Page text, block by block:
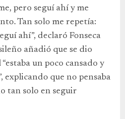
pero seguí ahí y me
Tan solo me repetía:
ahí”, declaró Fonseca
añadió que se dio
un poco cansado y
explicando que no pensaba
tan solo en seguir